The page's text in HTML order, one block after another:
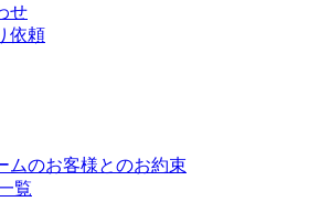
せ
依頼
ムのお客様とのお約束
覧